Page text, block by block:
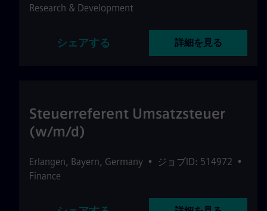
Research & Development
シェアする 詳細を見る
Steuerreferent Umsatzsteuer
(w/m/d)
Erlangen, Bayern, Germany • ジョブID: 514972 •
Finance